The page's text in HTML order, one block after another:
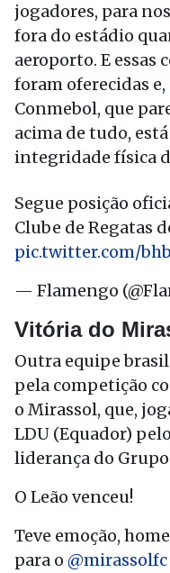
jogadores, para
fora do estádio
aeroporto. E essas
foram oferecidas
Conmebol, que
acima de tudo,
integridade física
Segue posição
Clube de Regatas
pic.twitter.com/
— Flamengo
Vitória do
Outra equipe
pela competição
o Mirassol, que,
LDU (Equador)
liderança do Grupo
O Leão venceu!
Teve emoção,
para o @mirassolfc